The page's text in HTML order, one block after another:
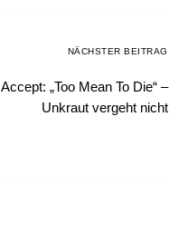
NÄCHSTER BEITRAG
Accept: „Too Mean To Die“ –
Unkraut vergeht nicht